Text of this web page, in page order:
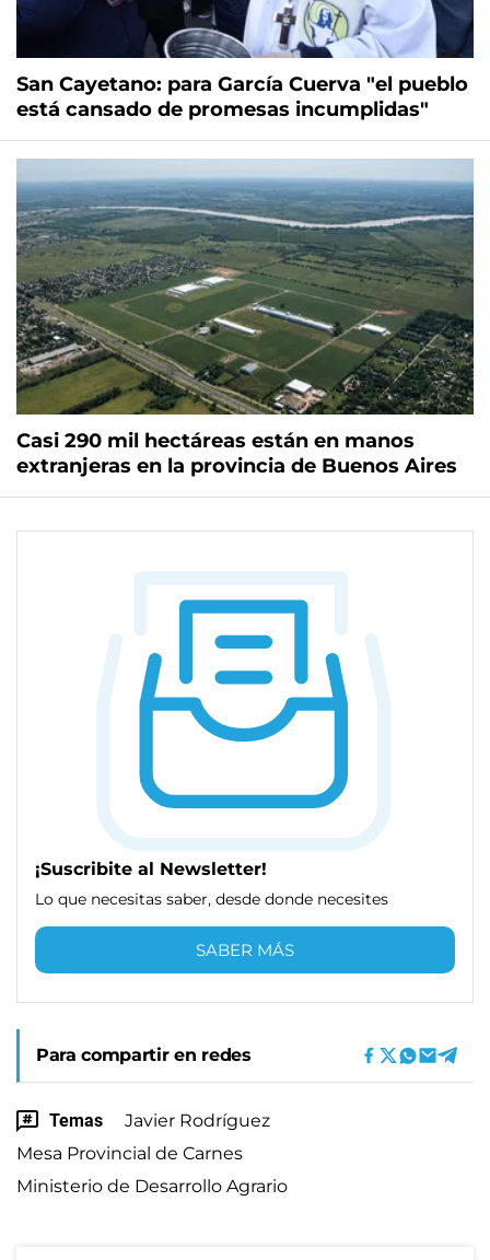
San Cayetano: para García Cuerva "el pueblo
está cansado de promesas incumplidas"
Casi 290 mil hectáreas están en manos
extranjeras en la provincia de Buenos Aires
¡Suscribite al Newsletter!
Lo que necesitas saber, desde donde necesites
SABER MÁS
Para compartir en redes
Temas
Javier Rodríguez
Mesa Provincial de Carnes
Ministerio de Desarrollo Agrario